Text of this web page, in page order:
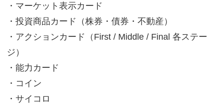
・マーケット表示カード
・投資商品カード（株券・債券・不動産）
・アクションカード（First / Middle / Final 各ステー
ジ）
・能力カード
・コイン
・サイコロ